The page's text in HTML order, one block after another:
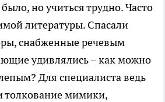
но учиться трудно. Часто
литературы. Спасали
снабженные речевым
удивлялись – как можно
Для специалиста ведь
толкование мимики,